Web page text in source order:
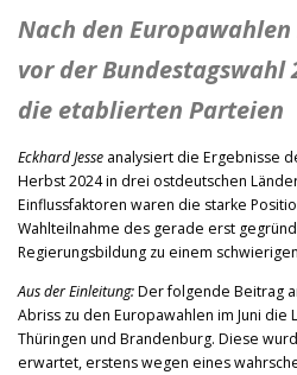
Nach den
vor der Bundestagswahl
die etablierten Parteien
Eckhard Jesse analysiert die Ergebnisse
Herbst 2024 in drei ostdeutschen
Einflussfaktoren waren die starke
Wahlteilnahme des gerade erst
Regierungsbildung zu einem
Aus der Einleitung:Der folgende Beitrag
Abriss zu den Europawahlen im Juni die
Thüringen und Brandenburg. Diese
erwartet, erstens wegen eines